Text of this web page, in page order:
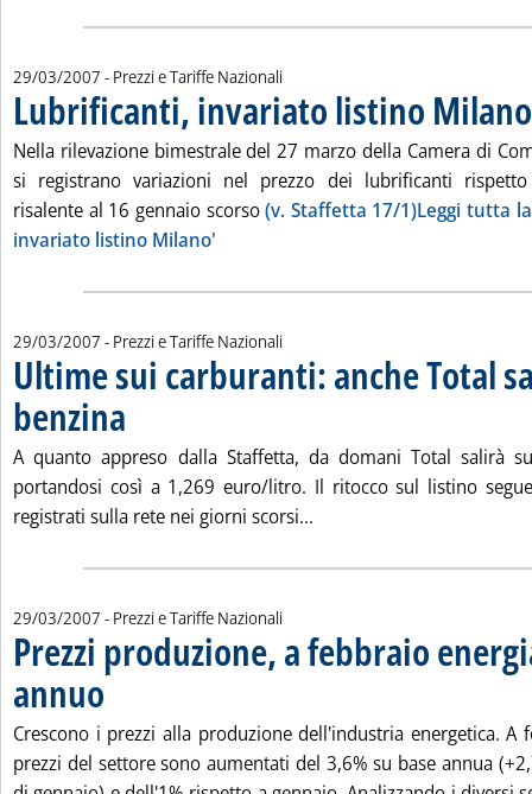
29/03/2007 - Prezzi e Tariffe Nazionali
Lubrificanti, invariato listino Milano
Nella rilevazione bimestrale del 27 marzo della Camera di
si registrano variazioni nel prezzo dei lubrificanti
risalente al 16 gennaio scorso(v. Staffetta 17/1)Leggi tutta
invariato listino Milano'
29/03/2007 - Prezzi e Tariffe Nazionali
Ultime sui carburanti: anche Total
benzina
A quanto appreso dalla Staffetta, da domani Total salirà
portandosi così a 1,269 euro/litro. Il ritocco sul listino
registrati sulla rete nei giorni scorsi...
29/03/2007 - Prezzi e Tariffe Nazionali
Prezzi produzione, a febbraio
annuo. Pubblicata giovedì 29 marzo 2007 alle 15.52.
Crescono i prezzi alla produzione dell'industria energetica. A
prezzi del settore sono aumentati del 3,6% su base annua